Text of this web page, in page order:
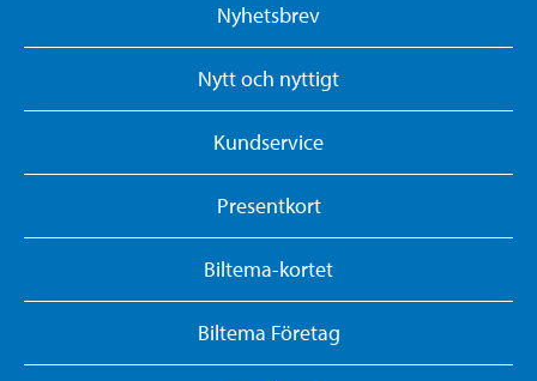
Nyhetsbrev
Nytt och nyttigt
Kundservice
Presentkort
Biltema-kortet
Biltema Företag